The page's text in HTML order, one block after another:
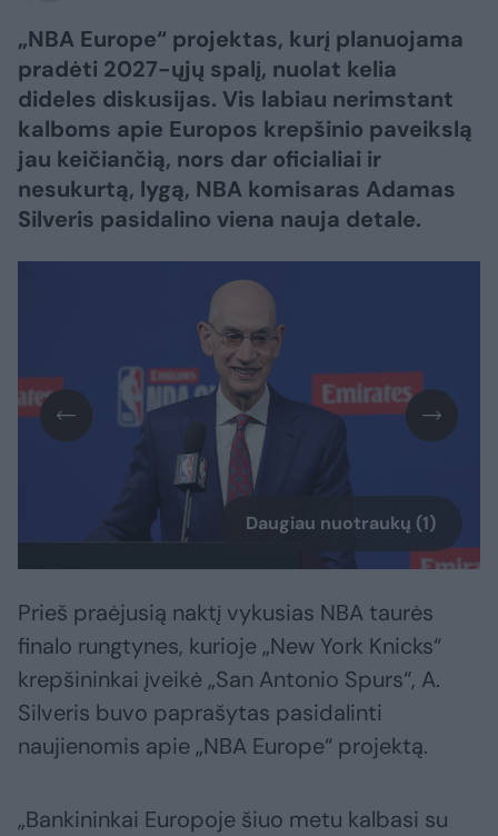
„NBA Europe“ projektas, kurį planuojama
pradėti 2027-ųjų spalį, nuolat kelia
dideles diskusijas. Vis labiau nerimstant
kalboms apie Europos krepšinio paveikslą
jau keičiančią, nors dar oficialiai ir
nesukurtą, lygą, NBA komisaras Adamas
Silveris pasidalino viena nauja detale.
Daugiau nuotraukų (1)
Prieš praėjusią naktį vykusias NBA taurės
finalo rungtynes, kurioje „New York Knicks“
krepšininkai įveikė „San Antonio Spurs“, A.
Silveris buvo paprašytas pasidalinti
naujienomis apie „NBA Europe“ projektą.
„Bankininkai Europoje šiuo metu kalbasi su